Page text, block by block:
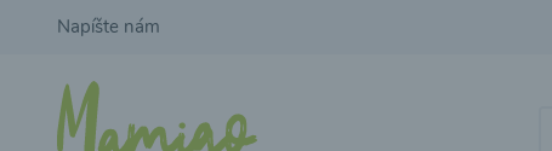
Napíšte nám